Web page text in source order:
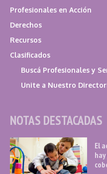
Profesionales en Acción
Derechos
Recursos
Clasificados
Buscá Profesionales y
Unite a Nuestro
NOTAS DESTACADAS
El